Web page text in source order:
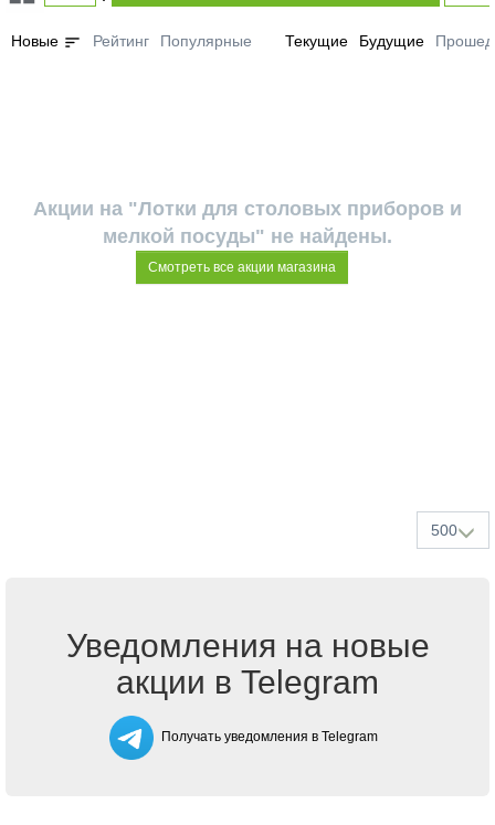
Новые sort Рейтинг Популярные Текущие Будущие
Акции на "Лотки для столовых приборов и
мелкой посуды" не найдены.
Смотреть все акции магазина
500
Уведомления на новые
акции в Telegram
Получать уведомления в Telegram